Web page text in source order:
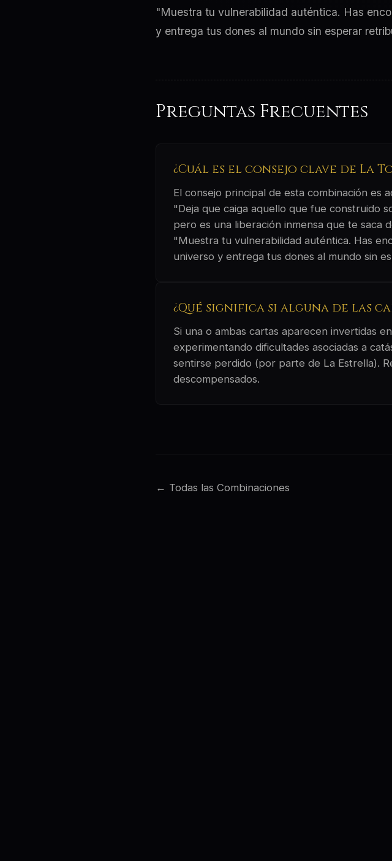
"Muestra tu vulnerabilidad auténtica. Has
y entrega tus dones al mundo sin esperar
Preguntas Frecuentes
¿Cuál es el consejo clave de La
El consejo principal de esta combinación es
"Deja que caiga aquello que fue construido
pero es una liberación inmensa que te saca
"Muestra tu vulnerabilidad auténtica. Has
universo y entrega tus dones al mundo sin
¿Qué significa si alguna de las
Si una o ambas cartas aparecen invertidas
experimentando dificultades asociadas a
sentirse perdido (por parte de La Estrella).
descompensados.
← Todas las Combinaciones